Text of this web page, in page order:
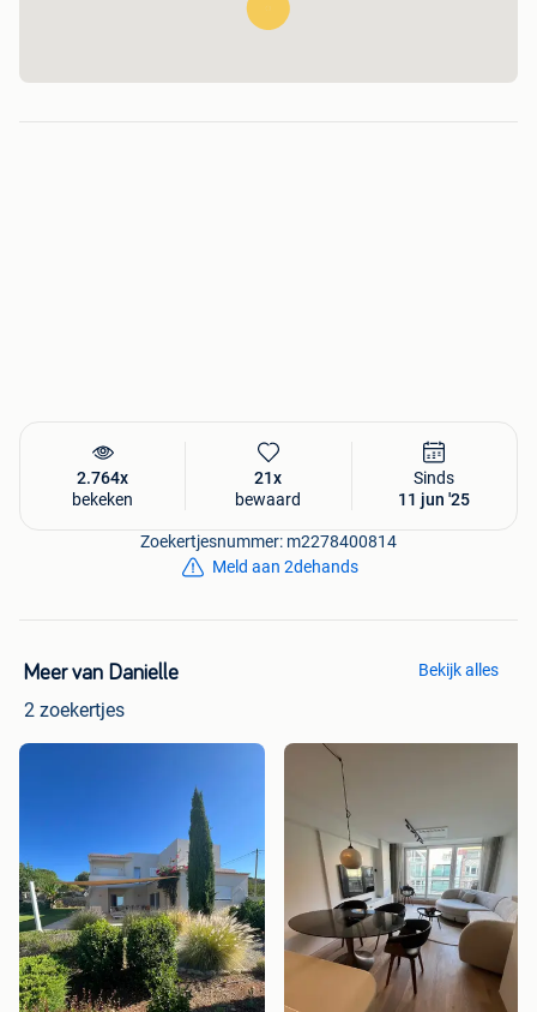
📍 Ideaal voor gezinnen of koppels die stijlvol en centraal
telefoon.
2.764x
bekeken
21x
bewaard
Sinds
11 jun '25
Zoekertjesnummer: m2278400814
Meld aan 2dehands
Meer van Danielle
2 zoekertjes
Bekijk alles